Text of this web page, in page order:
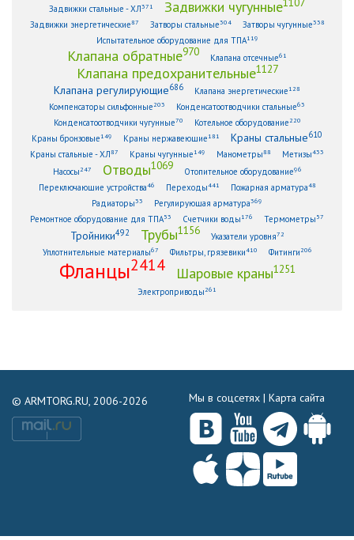
Задвижки стальные - ХЛ371 Задвижки чугунные
Задвижки энергетические87 Затворы стальные304 Затворы чугунные338
Испытательное оборудование для ТПА119
Клапана обратные970 Клапана отсечные61
Клапана предохранительные1127
Клапана регулирующие686 Клапана энергетические128
Компенсаторы сильфонные 203 Конденсатоотводчики стальные63
Конденсатоотводчики чугунные70 Котельное оборудование 220
Краны бронзовые149 Краны нержавеющие181 Краны стальные610
Краны стальные - ХЛ87 Краны чугунные149 Манометры88 Метизы433
Насосы 247 Отводы1069 Отопительное оборудование96
Переключающие устройства46 Переходы441 Пожарная арматура48
Радиаторы33 Регулирующая арматура369
Ремонтное оборудование для ТПА53 Счетчики воды176 Термометры 57
Тройники492 Трубы1156 Указатели уровня72
Уплотнительные материалы67 Фильтры, грязевики410 Фитинги 206
Фланцы2414 Шаровые краны1251
Электроприводы 261
© ARMTORG.RU, 2006-2026 Мы в соцсетях | Карта сайта